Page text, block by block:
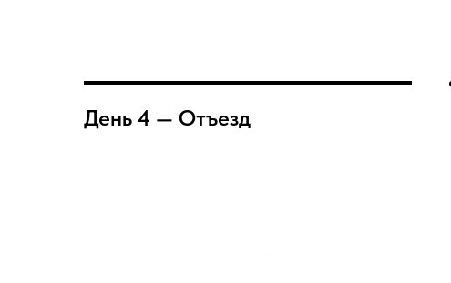
День 4 — Отъезд